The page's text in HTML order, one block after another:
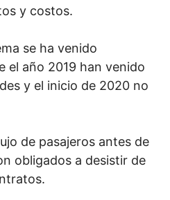
y costos.
se ha venido
el año 2019 han venido
y el inicio de 2020 no
de pasajeros antes de
obligados a desistir de